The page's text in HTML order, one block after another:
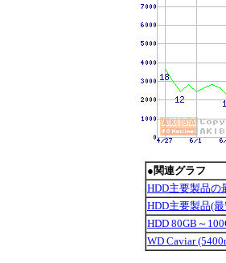
●関連グラフ
HDD主要製品の
HDD主要製品(
HDD 80GB～
WD Caviar